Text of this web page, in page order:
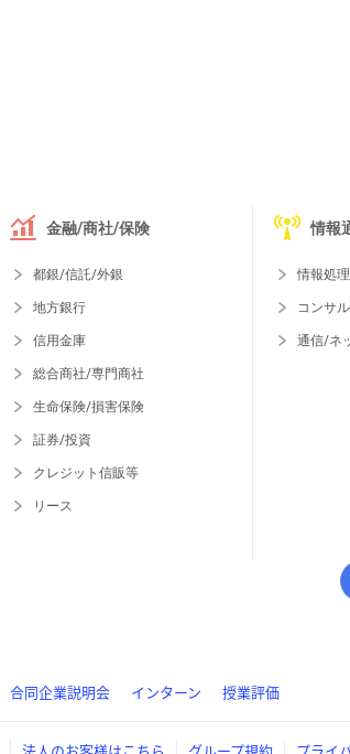
金融/商社/保険
都銀/信託/外銀
地方銀行
信用金庫
総合商社/専門商社
生命保険/損害保険
証券/投資
クレジット信販等
リース
情報
情報処
コンサ
通信/ネ
合同企業説明会 インターン 授業評価